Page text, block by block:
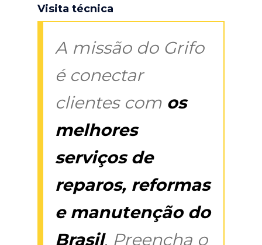
Visita técnica
A missão do Grifo
é conectar
clientes com os
melhores
serviços de
reparos, reformas
e manutenção do
Brasil. Preencha o